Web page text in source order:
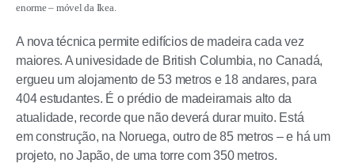
enorme – móvel da Ikea.
A nova técnica permite edifícios de madeira cada vez
maiores. A univesidade de British Columbia, no Canadá,
ergueu um alojamento de 53 metros e 18 andares, para
404 estudantes. É o prédio de madeiramais alto da
atualidade, recorde que não deverá durar muito. Está
em construção, na Noruega, outro de 85 metros – e há um
projeto, no Japão, de uma torre com 350 metros.